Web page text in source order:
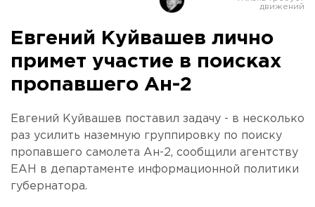
Оренбург
Евгений Куйвашев лично
примет участие в поисках
пропавшего Ан-2
Евгений Куйвашев поставил задачу - в несколько
раз усилить наземную группировку по поиску
пропавшего самолета Ан-2, сообщили агентству
ЕАН в департаменте информационной политики
губернатора.